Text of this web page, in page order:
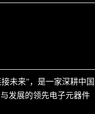
未来”，是一家深耕中国
发展的领先电子元器件